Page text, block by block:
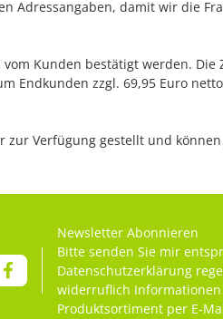
Adressangaben, damit wir die
Kunden bestätigt werden.
Endkunden zzgl. 69,95 Euro
zur Verfügung gestellt und
Newsletter Abonnieren
Bitte senden Sie mir
Datenschutzerklärung
widerruflich
Produktsortiment per E-